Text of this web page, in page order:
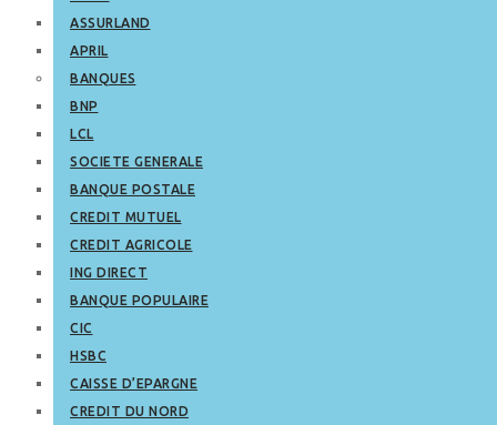
ASSURLAND
APRIL
BANQUES
BNP
LCL
SOCIETE GENERALE
BANQUE POSTALE
CREDIT MUTUEL
CREDIT AGRICOLE
ING DIRECT
BANQUE POPULAIRE
CIC
HSBC
CAISSE D’EPARGNE
CREDIT DU NORD